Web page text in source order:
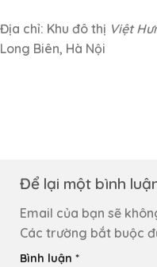
Địa chỉ: Khu đô thị Việt
Long Biên, Hà Nội
Để lại một bình
Email của bạn sẽ
Các trường bắt buộc
Bình luận *